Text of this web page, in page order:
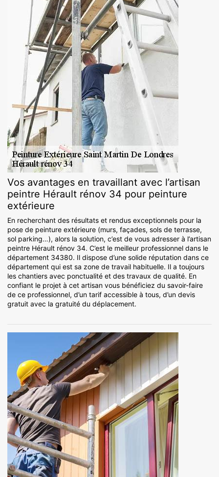
Vos avantages en travaillant avec l’artisan
peintre Hérault rénov 34 pour peinture
extérieure
En recherchant des résultats et rendus exceptionnels pour la
pose de peinture extérieure (murs, façades, sols de terrasse,
sol parking…), alors la solution, c’est de vous adresser à l’artisan
peintre Hérault rénov 34. C’est le meilleur professionnel dans le
département 34380. Il dispose d’une solide réputation dans ce
département qui est sa zone de travail habituelle. Il a toujours
les chantiers avec ponctualité et des travaux de qualité. En
confiant le projet à cet artisan vous bénéficiez du savoir-faire
de ce professionnel, d’un tarif accessible à tous, d’un devis
gratuit avec la gratuité du déplacement.